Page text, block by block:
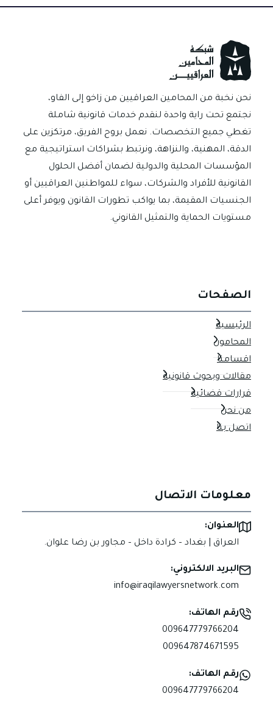
القانون
قانونية
فعالة
لانهاء
الملكية
المشتركة
نحن نخبة من المحامين العراقيين من زاخو إلى الفاو،
نجتمع تحت راية واحدة لنقدم خدمات قانونية شاملة
تغطي جميع التخصصات. نعمل بروح الفريق، مرتكزين على
الدقة، المهنية، والنزاهة، ونرتبط بشراكات استراتيجية مع
المؤسسات المحلية والدولية لضمان أفضل الحلول
القانونية للأفراد والشركات، سواء للمواطنين العراقيين أو
الجنسيات المقيمة، بما يواكب تطورات القانون ويوفر أعلى
مستويات الحماية والتمثيل القانوني.
الصفحات
الرئيسية
المحامون
اقسامنا
مقالات وبحوث قانونية
قرارات قضائية
من نحن
اتصل بنا
معلومات الاتصال
العنوان:
العراق | بغداد – كرادة داخل – مجاور بن رضا علوان.
البريد الالكتروني:
info@iraqilawyersnetwork.com
رقم الهاتف:
009647779766204
009647874671595
رقم الهاتف:
009647779766204